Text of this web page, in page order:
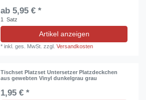
ab 5,95 € *
1 Satz
Artikel anzeigen
*inkl. ges. MwSt. zzgl.Versandkosten
Tischset Platzset Untersetzer Platzdeckchen
aus gewebten Vinyl dunkelgrau grau
1,95 € *